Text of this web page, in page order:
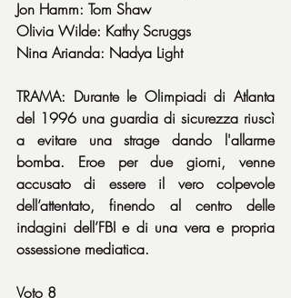
Jon Hamm: Tom Shaw
Olivia Wilde: Kathy Scruggs
Nina Arianda: Nadya Light
TRAMA: Durante le Olimpiadi di Atlanta
del 1996 una guardia di sicurezza riuscì
a evitare una strage dando l'allarme
bomba. Eroe per due giorni, venne
accusato di essere il vero colpevole
dell’attentato, finendo al centro delle
indagini dell’FBI e di una vera e propria
ossessione mediatica.
Voto 8